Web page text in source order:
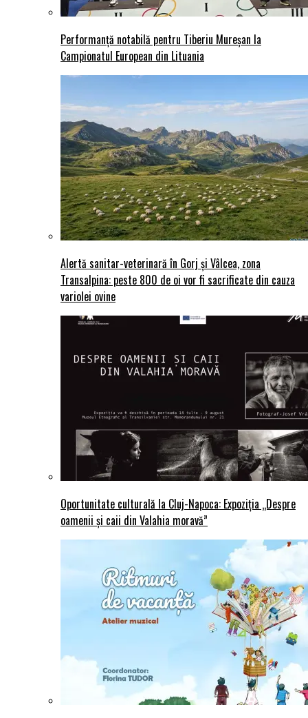
Performanță notabilă pentru Tiberiu Mureșan la
Campionatul European din Lituania
Alertă sanitar-veterinară în Gorj și Vâlcea, zona
Transalpina: peste 800 de oi vor fi sacrificate din cauza
variolei ovine
Oportunitate culturală la Cluj-Napoca: Expoziția „Despre
oamenii și caii din Valahia moravă”